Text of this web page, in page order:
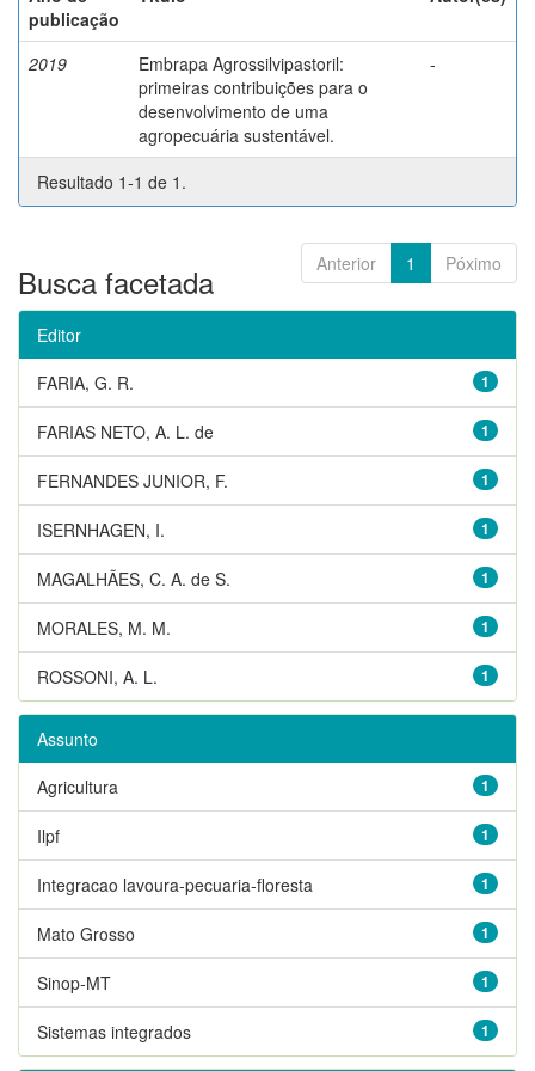
publicação
2019
Embrapa Agrossilvipastoril:
primeiras contribuições para o
desenvolvimento de uma
agropecuária sustentável.
-
Resultado 1-1 de 1.
Anterior 1 Póximo
Busca facetada
Editor
1
FARIA, G. R.
1
FARIAS NETO, A. L. de
1
FERNANDES JUNIOR, F.
1
ISERNHAGEN, I.
1
MAGALHÃES, C. A. de S.
1
MORALES, M. M.
1
ROSSONI, A. L.
Assunto
1
Agricultura
1
Ilpf
1
Integracao lavoura-pecuaria-floresta
1
Mato Grosso
1
Sinop-MT
1
Sistemas integrados